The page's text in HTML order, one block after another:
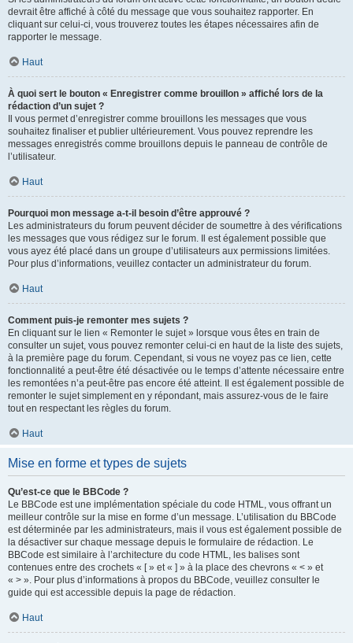
devrait être affiché à côté du message que vous souhaitez rapporter. En
cliquant sur celui-ci, vous trouverez toutes les étapes nécessaires afin de
rapporter le message.
Haut
À quoi sert le bouton « Enregistrer comme brouillon » affiché lors de la
rédaction d’un sujet ?
Il vous permet d’enregistrer comme brouillons les messages que vous
souhaitez finaliser et publier ultérieurement. Vous pouvez reprendre les
messages enregistrés comme brouillons depuis le panneau de contrôle de
l’utilisateur.
Haut
Pourquoi mon message a-t-il besoin d’être approuvé ?
Les administrateurs du forum peuvent décider de soumettre à des vérifications
les messages que vous rédigez sur le forum. Il est également possible que
vous ayez été placé dans un groupe d’utilisateurs aux permissions limitées.
Pour plus d’informations, veuillez contacter un administrateur du forum.
Haut
Comment puis-je remonter mes sujets ?
En cliquant sur le lien « Remonter le sujet » lorsque vous êtes en train de
consulter un sujet, vous pouvez remonter celui-ci en haut de la liste des sujets,
à la première page du forum. Cependant, si vous ne voyez pas ce lien, cette
fonctionnalité a peut-être été désactivée ou le temps d’attente nécessaire entre
les remontées n’a peut-être pas encore été atteint. Il est également possible de
remonter le sujet simplement en y répondant, mais assurez-vous de le faire
tout en respectant les règles du forum.
Haut
Mise en forme et types de sujets
Qu’est-ce que le BBCode ?
Le BBCode est une implémentation spéciale du code HTML, vous offrant un
meilleur contrôle sur la mise en forme d’un message. L’utilisation du BBCode
est déterminée par les administrateurs, mais il vous est également possible de
la désactiver sur chaque message depuis le formulaire de rédaction. Le
BBCode est similaire à l’architecture du code HTML, les balises sont
contenues entre des crochets « [ » et « ] » à la place des chevrons « < » et
« > ». Pour plus d’informations à propos du BBCode, veuillez consulter le
guide qui est accessible depuis la page de rédaction.
Haut